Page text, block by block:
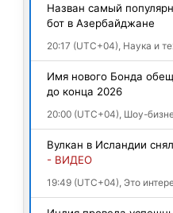
Назван самый
бот в Азербайджане
20:17 (UTC+04), Наука и
Имя нового Бонда
до конца 2026
20:00 (UTC+04), Шоу-
Вулкан в Исландии
- ВИДЕО
19:49 (UTC+04), Это